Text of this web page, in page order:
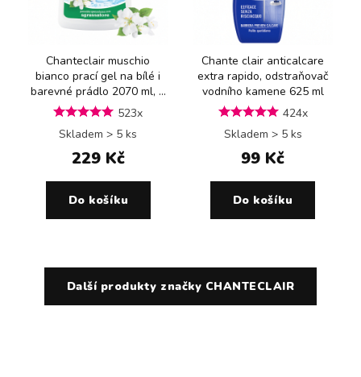
Chanteclair muschio
bianco prací gel na bílé i
barevné prádlo 2070 ml, ...
523x
Skladem > 5 ks
229 Kč
Do košíku
Chante clair anticalcare
extra rapido, odstraňovač
vodního kamene 625 ml
424x
Skladem > 5 ks
99 Kč
Do košíku
Další produkty značky CHANTECLAIR